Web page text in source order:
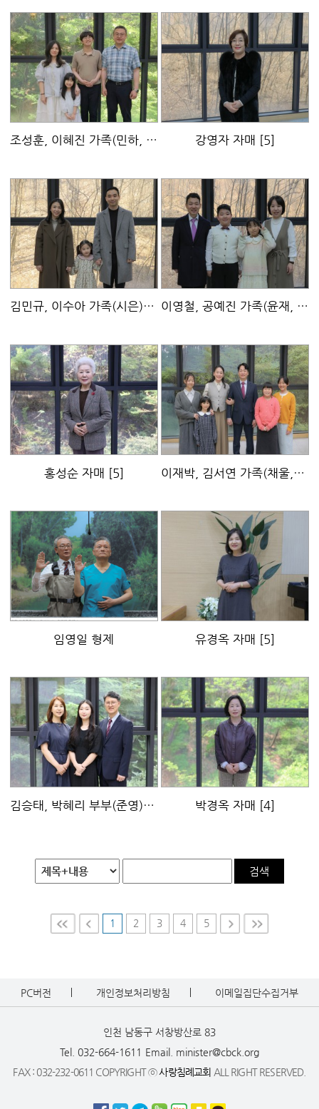
조성훈, 이혜진 가족(민하, 윤서) 강영자 자매 [5]
김민규, 이수아 가족(시은)[5] 이영철, 공예진 가족(윤재, 재경)
홍성순 자매 [5] 이재박, 김서연 가족(채울,소율,채윤,라감)
임영일 형제 유경옥 자매 [5]
김승태, 박혜리 부부(준영)[6] 박경옥 자매 [4]
검색
1 2 3 4
5
PC버전 개인정보처리방침 이메일집단수집거부
인천 남동구 서창방산로 83
Tel. 032-664-1611 Email. minister@cbck.org
FAX : 032-232-0611 COPYRIGHT ⓒ사랑침례교회 ALL RIGHT RESERVED.